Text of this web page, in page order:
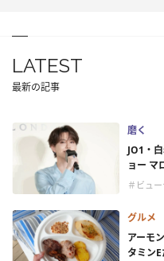
LATEST
最新の記事
磨く
JO1・
ョー マ
＃ビュ
グルメ
アーモ
タミン